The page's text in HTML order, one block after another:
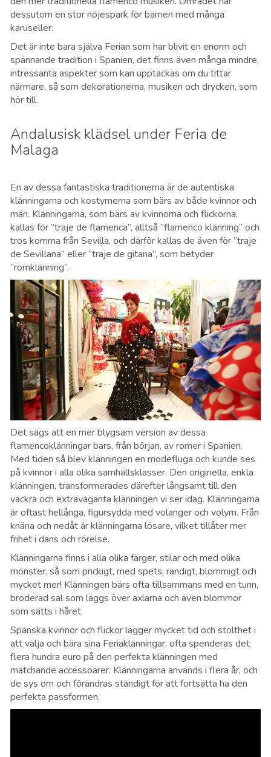
dessutom en stor nöjespark för barnen med många
karuseller.
Det är inte bara själva Ferian som har blivit en enorm och
spännande tradition i Spanien, det finns även många mindre,
intressanta aspekter som kan upptäckas om du tittar
närmare, så som dekorationerna, musiken och drycken, som
hör till.
Andalusisk klädsel under Feria de
Malaga
En av dessa fantastiska traditionerna är de autentiska
klänningarna och kostymerna som bärs av både kvinnor och
män. Klänningarna, som bärs av kvinnorna och flickorna,
kallas för ”traje de flamenca”, alltså ”flamenco klänning” och
tros komma från Sevilla, och därför kallas de även för ”traje
de Sevillana” eller ”traje de gitana”, som betyder
”romklänning”.
Det sägs att en mer blygsam version av dessa
flamencoklänningar bars, från början, av romer i Spanien.
Med tiden så blev klänningen en modefluga och kunde ses
på kvinnor i alla olika samhällsklasser. Den originella, enkla
klänningen, transformerades därefter långsamt till den
vackra och extravaganta klänningen vi ser idag. Klänningarna
är oftast hellånga, figursydda med volanger och volym. Från
knäna och nedåt är klänningarna lösare, vilket tillåter mer
frihet i dans och rörelse.
Klänningarna finns i alla olika färger, stilar och med olika
mönster, så som prickigt, med spets, randigt, blommigt och
mycket mer! Klänningen bärs ofta tillsammans med en tunn,
broderad sal som läggs över axlarna och även blommor
som sätts i håret.
Spanska kvinnor och flickor lägger mycket tid och stolthet i
att välja och bära sina Feriaklänningar, ofta spenderas det
flera hundra euro på den perfekta klänningen med
matchande accessoarer. Klänningarna används i flera år, och
de sys om och förändras ständigt för att fortsätta ha den
perfekta passformen.